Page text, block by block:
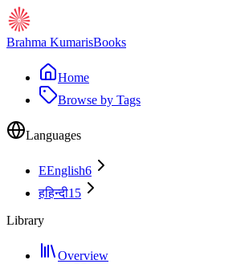
Brahma KumarisBooks
Home
Browse by Tags
Languages
EEnglish6
हहिन्दी15
Library
Overview